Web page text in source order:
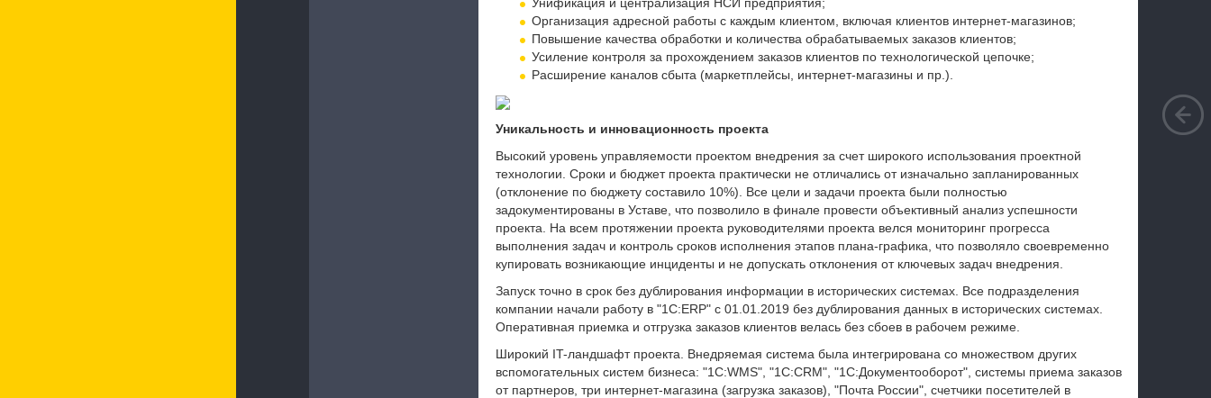
Организация адресной работы с каждым клиентом, включая клиентов интернет-магазинов;
Повышение качества обработки и количества обрабатываемых заказов клиентов;
Усиление контроля за прохождением заказов клиентов по технологической цепочке;
Расширение каналов сбыта (маркетплейсы, интернет-магазины и пр.).
Уникальность и инновационность проекта
Высокий уровень управляемости проектом внедрения за счет широкого использования проектной
технологии. Сроки и бюджет проекта практически не отличались от изначально запланированных
(отклонение по бюджету составило 10%). Все цели и задачи проекта были полностью
задокументированы в Уставе, что позволило в финале провести объективный анализ успешности
проекта. На всем протяжении проекта руководителями проекта велся мониторинг прогресса
выполнения задач и контроль сроков исполнения этапов плана-графика, что позволяло своевременно
купировать возникающие инциденты и не допускать отклонения от ключевых задач внедрения.
Запуск точно в срок без дублирования информации в исторических системах. Все подразделения
компании начали работу в "1С:ERP" с 01.01.2019 без дублирования данных в исторических системах.
Оперативная приемка и отгрузка заказов клиентов велась без сбоев в рабочем режиме.
Широкий IT-ландшафт проекта. Внедряемая система была интегрирована со множеством других
вспомогательных систем бизнеса: "1С:WMS", "1С:CRM", "1С:Документооборот", системы приема заказов
от партнеров, три интернет-магазина (загрузка заказов), "Почта России", счетчики посетителей в